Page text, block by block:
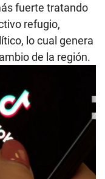
fuerte tratando
refugio,
lo cual genera
de la región.